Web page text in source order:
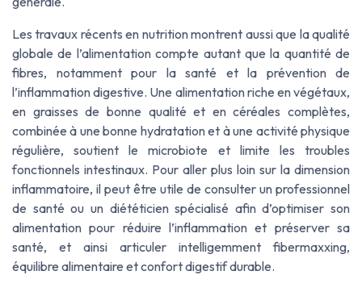
Les travaux récents en nutrition montrent aussi que la qualité
globale de l’alimentation compte autant que la quantité de
fibres, notamment pour la santé et la prévention de
l’inflammation digestive. Une alimentation riche en végétaux,
en graisses de bonne qualité et en céréales complètes,
combinée à une bonne hydratation et à une activité physique
régulière, soutient le microbiote et limite les troubles
fonctionnels intestinaux. Pour aller plus loin sur la dimension
inflammatoire, il peut être utile de consulter un professionnel
de santé ou un diététicien spécialisé afin d’optimiser son
alimentation pour réduire l’inflammation et préserver sa
santé, et ainsi articuler intelligemmentfibermaxxing,
équilibre alimentaire et confort digestif durable.